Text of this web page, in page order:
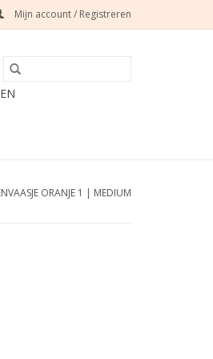
Mijn account / Registreren
ORANJE 1 | MEDIUM